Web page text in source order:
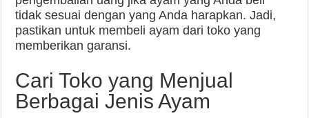
tidak sesuai dengan yang Anda harapkan. Jadi,
pastikan untuk membeli ayam dari toko yang
memberikan garansi.
Cari Toko yang Menjual
Berbagai Jenis Ayam